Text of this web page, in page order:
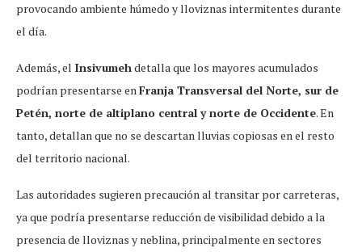
provocando ambiente húmedo y lloviznas intermitentes durante
el día.
Además, el Insivumehdetalla que los mayores acumulados
podrían presentarse enFranja Transversal del Norte, sur de
Petén, norte de altiplano central y norte de Occidente. En
tanto, detallan que no se descartan lluvias copiosas en el resto
del territorio nacional.
Las autoridades sugieren precaución al transitar por carreteras,
ya que podría presentarse reducción de visibilidad debido a la
presencia de lloviznas y neblina, principalmente en sectores